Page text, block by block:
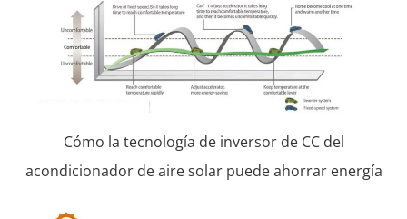
Cómo la tecnología de inversor de CC del
acondicionador de aire solar puede ahorrar energía